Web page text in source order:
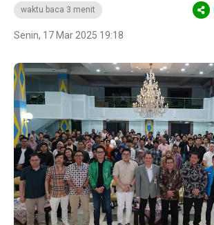
waktu baca 3 menit
Senin, 17 Mar 2025 19:18